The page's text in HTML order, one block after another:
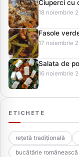
Ciuperci cu
18 noiembrie
Fasole
17 noiembrie
Salata de
16 noiembrie
ETICHETE
rețetă tradițională
bucătărie românească